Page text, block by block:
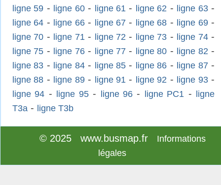
ligne 59 - ligne 60- ligne 61 - ligne 62 - ligne 63-
ligne 64 - ligne 66- ligne 67 - ligne 68 - ligne 69-
ligne 70 - ligne 71 - ligne 72 - ligne 73 - ligne 74-
ligne 75 - ligne 76- ligne 77 - ligne 80 - ligne 82 -
ligne 83 - ligne 84- ligne 85 - ligne 86 - ligne 87 -
ligne 88 - ligne 89- ligne 91 - ligne 92 - ligne 93-
ligne 94 - ligne 95- ligne 96- ligne PC1 - ligne
T3a - ligne T3b
© 2025 www.busmap.fr
Informations
légales